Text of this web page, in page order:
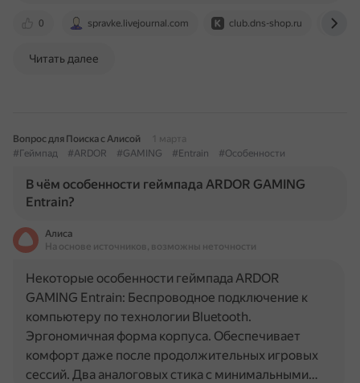
0 spravke.livejournal.com club.dns-shop.ru
Читать далее
Вопрос для Поиска с Алисой
1 марта
#Геймпад
#ARDOR #GAMING #Entrain #Особенности
В чём особенности геймпада ARDOR GAMING
Entrain?
Алиса
На основе источников, возможны неточности
Некоторые особенности геймпада ARDOR
GAMING Entrain: Беспроводное подключение к
компьютеру по технологии Bluetooth.
Эргономичная форма корпуса. Обеспечивает
комфорт даже после продолжительных игровых
сессий. Два аналоговых стика с минимальными…